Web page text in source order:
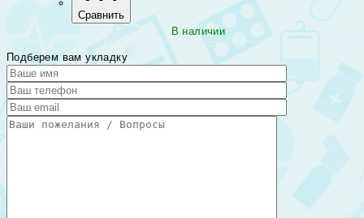
Сравнить
В наличии
Подберем вам укладку